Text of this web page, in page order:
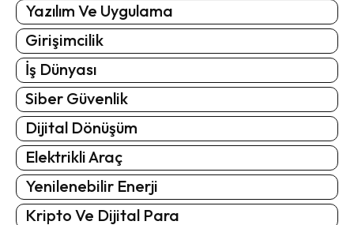
Yazılım Ve Uygulama
Girişimcilik
İş Dünyası
Siber Güvenlik
Dijital Dönüşüm
Elektrikli Araç
Yenilenebilir Enerji
Kripto Ve Dijital Para